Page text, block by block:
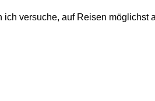
versuche, auf Reisen möglichst